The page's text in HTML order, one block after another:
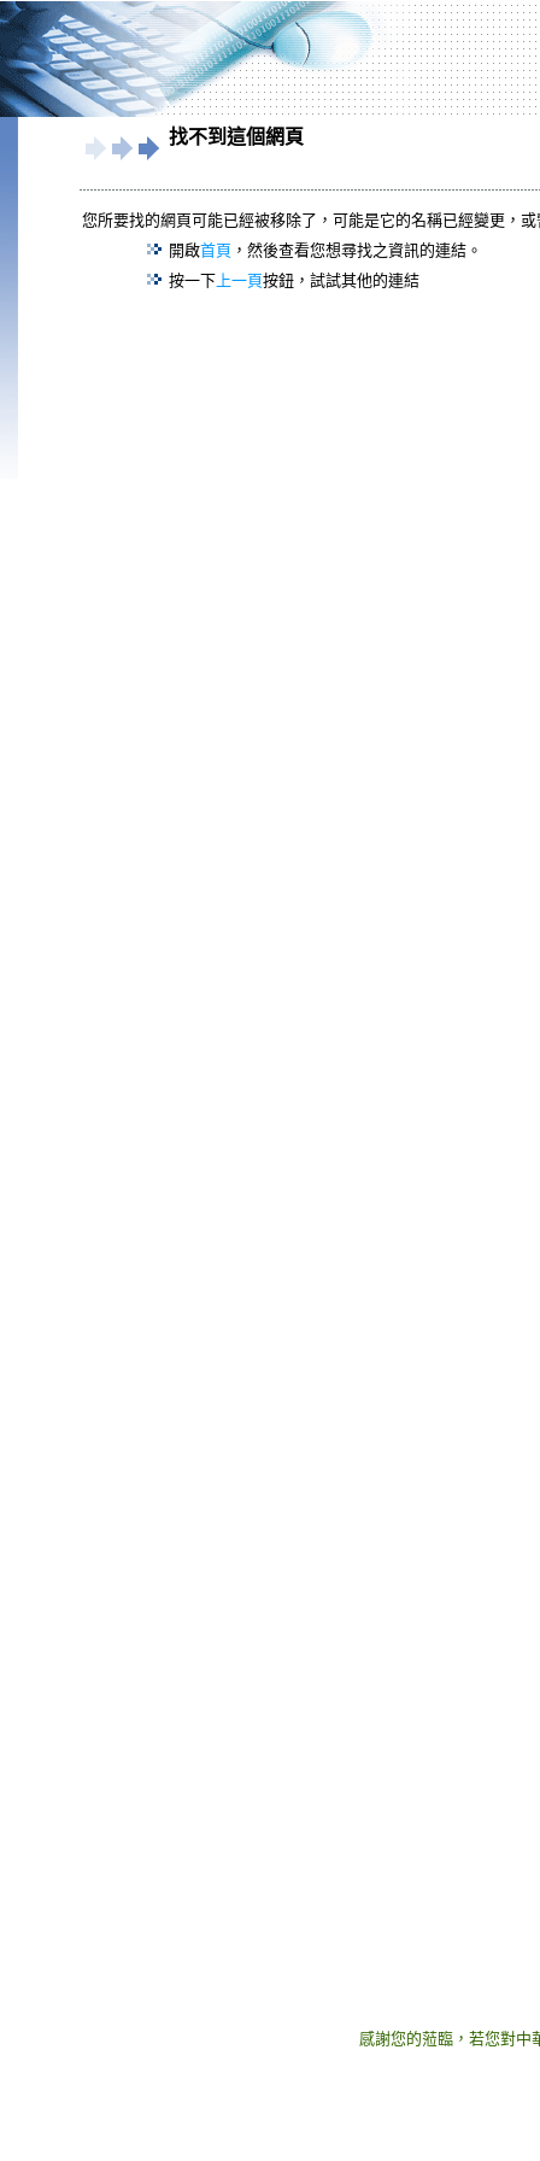
找不到這個網頁
您所要找的網頁可能已經被移除了，可能是它的名稱已經變更，
開啟首頁 ，然後查看您想尋找之資訊的連結。
按一下上一頁按鈕，試試其他的連結
感謝您的蒞臨，若您對中